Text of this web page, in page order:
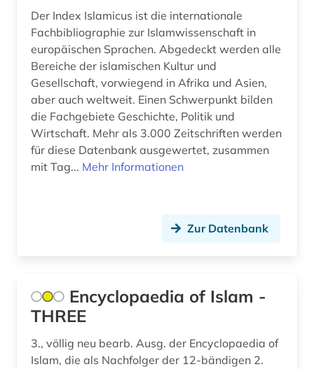
Der Index Islamicus ist die internationale
Fachbibliographie zur Islamwissenschaft in
europäischen Sprachen. Abgedeckt werden alle
Bereiche der islamischen Kultur und
Gesellschaft, vorwiegend in Afrika und Asien,
aber auch weltweit. Einen Schwerpunkt bilden
die Fachgebiete Geschichte, Politik und
Wirtschaft. Mehr als 3.000 Zeitschriften werden
für diese Datenbank ausgewertet, zusammen
mit Tag... Mehr Informationen
Zur Datenbank
Encyclopaedia of Islam -
THREE
3., völlig neu bearb. Ausg. der Encyclopaedia of
Islam, die als Nachfolger der 12-bändigen 2.